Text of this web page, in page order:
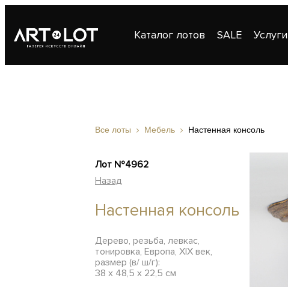
Каталог лотов SALE Услуги
Все лоты Мебель Настенная консоль
Лот №4962
Назад
Настенная консоль
Дерево, резьба, левкас,
тонировка, Европа, ХIХ век,
размер (в/ ш/г):
38 х 48,5 х 22,5 см